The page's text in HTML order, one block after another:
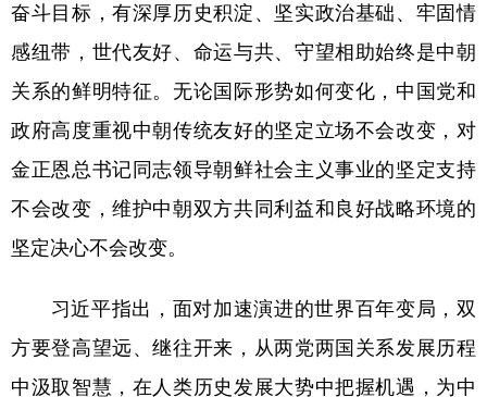
奋斗目标，有深厚历史积淀、坚实政治基础、牢固情
感纽带，世代友好、命运与共、守望相助始终是中朝
关系的鲜明特征。无论国际形势如何变化，中国党和
政府高度重视中朝传统友好的坚定立场不会改变，对
金正恩总书记同志领导朝鲜社会主义事业的坚定支持
不会改变，维护中朝双方共同利益和良好战略环境的
坚定决心不会改变。
习近平指出，面对加速演进的世界百年变局，双
方要登高望远、继往开来，从两党两国关系发展历程
中汲取智慧，在人类历史发展大势中把握机遇，为中